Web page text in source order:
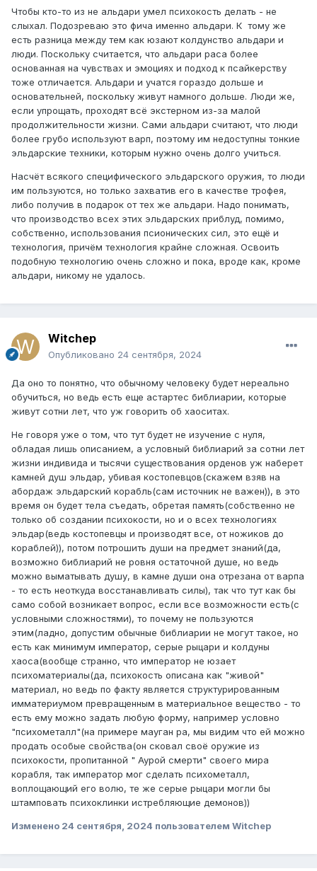
Чтобы кто-то из не альдари умел психокость делать - не
слыхал. Подозреваю это фича именно альдари. К тому же
есть разница между тем как юзают колдунство альдари и
люди. Поскольку считается, что альдари раса более
основанная на чувствах и эмоциях и подход к псайкерству
тоже отличается. Альдари и учатся гораздо дольше и
основательней, поскольку живут намного дольше. Люди же,
если упрощать, проходят всё экстерном из-за малой
продолжительности жизни. Сами альдари считают, что люди
более грубо используют варп, поэтому им недоступны тонкие
эльдарские техники, которым нужно очень долго учиться.
Насчёт всякого специфического эльдарского оружия, то люди
им пользуются, но только захватив его в качестве трофея,
либо получив в подарок от тех же альдари. Надо понимать,
что производство всех этих эльдарских приблуд, помимо,
собственно, использования псионических сил, это ещё и
технология, причём технология крайне сложная. Освоить
подобную технологию очень сложно и пока, вроде как, кроме
альдари, никому не удалось.
Witchep
Опубликовано 24 сентября, 2024
Да оно то понятно, что обычному человеку будет нереально
обучиться, но ведь есть еще астартес библиарии, которые
живут сотни лет, что уж говорить об хаоситах.
Не говоря уже о том, что тут будет не изучение с нуля,
обладая лишь описанием, а условный библиарий за сотни лет
жизни индивида и тысячи существования орденов уж наберет
камней душ эльдар, убивая костопевцов(скажем взяв на
абордаж эльдарский корабль(сам источник не важен)), в это
время он будет тела съедать, обретая память(собственно не
только об создании психокости, но и о всех технологиях
эльдар(ведь костопевцы и производят все, от ножиков до
кораблей)), потом потрошить души на предмет знаний(да,
возможно библиарий не ровня остаточной душе, но ведь
можно выматывать душу, в камне души она отрезана от варпа
- то есть неоткуда восстанавливать силы), так что тут как бы
само собой возникает вопрос, если все возможности есть(с
условными сложностями), то почему не пользуются
этим(ладно, допустим обычные библиарии не могут такое, но
есть как минимум император, серые рыцари и колдуны
хаоса(вообще странно, что император не юзает
психоматериалы(да, психокость описана как "живой"
материал, но ведь по факту является структурированным
имматериумом превращенным в материальное вещество - то
есть ему можно задать любую форму, например условно
"психометалл"(на примере мауган ра, мы видим что ей можно
продать особые свойства(он сковал своё оружие из
психокости, пропитанной " Аурой смерти" своего мира
корабля, так император мог сделать психометалл,
воплощающий его волю, те же серые рыцари могли бы
штамповать психоклинки истребляющие демонов))
Изменено 24 сентября, 2024 пользователем Witchep